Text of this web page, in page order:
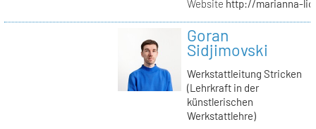
Website http://marianna-
Goran
Sidjimovski
Werkstattleitung Stricken
(Lehrkraft in der
künstlerischen
Werkstattlehre)